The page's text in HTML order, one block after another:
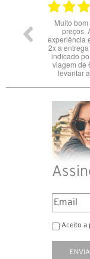
Muito
preços.
experiência
2x a
indicado
viagem de
levantar
Aceito a